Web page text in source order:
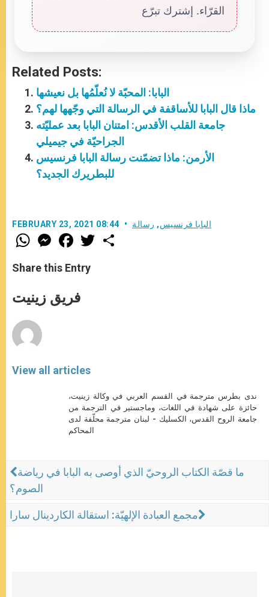
القرّاء. إشترك تبرّع
Related Posts:
البابا: المحبّة لا نُعلّمُها بل نعيشها
ماذا قال البابا للأساقفة في الرسالة التي وجّهها لهم؟
جامعة القلب الأقدس: امتنان البابا بعد عمليّته
الجراحيّة في جيميلي
الأرمن: ماذا تضمّنت رسالة البابا فرنسيس
للبطريرك الجديد؟
FEBRUARY 23, 2021 08:44 البابا فرنسيس, رسالة
W
h
t
s
p
p
M
e
s
e
g
e
F
a
e
b
o
k
w
Share this Entry
فريق زينيت
View all articles
ندى بطرس مترجمة في القسم العربي في وكالة زينيت،
حائزة على شهادة في اللغات، وماجستير في الترجمة من
جامعة الروح القدس، الكسليك - لبنان مترجمة محلّفة لدى
المحاكم
ما قصّة الكتاب الروحيّ الذي أوصى به البابا في رياضة
الصوم؟
مجمع العبادة الإلهيّة: استقالة الكاردينال سارا